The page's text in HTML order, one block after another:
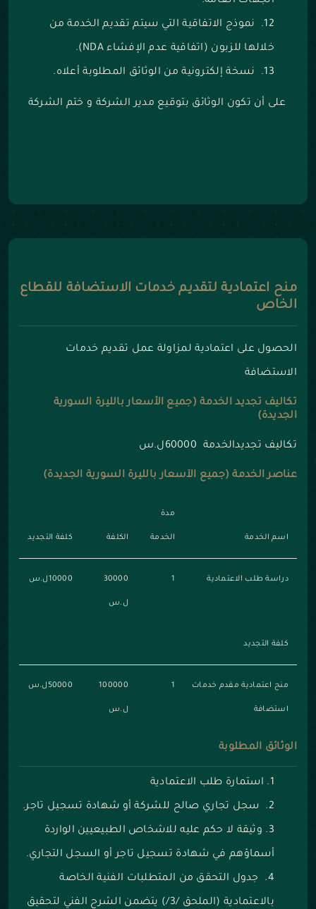
نموذج الاتفاقية التي سيتم تقديم الخدمة من
خلالها للزبون (اتفاقية عدم الإفشاء NDA).
نسخة إلكترونية من الوثائق المطلوبة أعلاه.
على أن تكون الوثائق بتوقيع مدير الشركة و ختم الشركة
منح اعتمادية لتقديم خدمات الاستضافة للقطاع
الخاص
الحصول على اعتمادية لمزاولة عمل تقديم خدمات
الاستضافة
تكاليف تجديد الخدمة (جميع الأسعار بالليرة السورية
الجديدة)
تكاليف تجديدالخدمة 60000ل.س
عناصر الخدمة (جميع الأسعار بالليرة السورية الجديدة)
اسم الخدمة
مدة
الخدمة الكلفة كلفة التجديد
دراسة طلب الاعتمادية 1
30000
ل.س
10000ل.س
كلفة التجديد
منح اعتمادية مقدم خدمات
استضافة
1
100000
ل.س
50000ل.س
الوثائق المطلوبة
استمارة طلب الاعتمادية
سجل تجاري صالح للشركة أو شهادة تسجيل تاجر.
وثيقة لا حكم عليه للاشخاص الطبيعيين الواردة
أسماؤهم في شهادة تسجيل تاجر أو السجل التجاري.
جدول التحقق من المتطلبات الفنية الخاصة
بالاعتمادية (الملحق /3/) يتضمن الشرح الفني لتحقيق